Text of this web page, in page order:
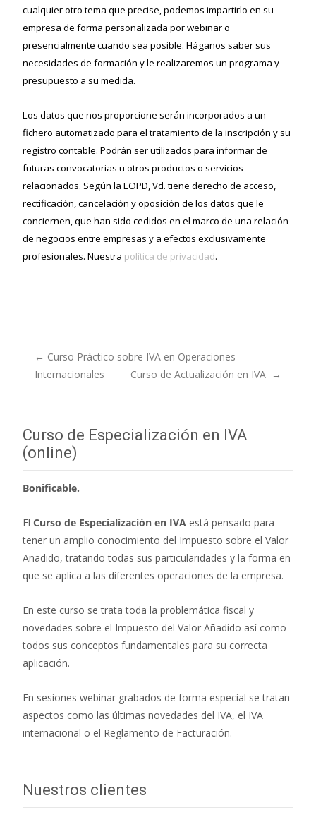
cualquier otro tema que precise, podemos impartirlo en su
empresa de forma personalizada por webinar o
presencialmente cuando sea posible. Háganos saber sus
necesidades de formación y le realizaremos un programa y
presupuesto a su medida.
Los datos que nos proporcione serán incorporados a un
fichero automatizado para el tratamiento de la inscripción y su
registro contable. Podrán ser utilizados para informar de
futuras convocatorias u otros productos o servicios
relacionados. Según la LOPD, Vd. tiene derecho de acceso,
rectificación, cancelación y oposición de los datos que le
conciernen, que han sido cedidos en el marco de una relación
de negocios entre empresas y a efectos exclusivamente
profesionales. Nuestra política de privacidad.
Navegación de
entradas
← Curso Práctico sobre IVA en Operaciones
Internacionales
Curso de Actualización en IVA →
Curso de Especialización en IVA
(online)
Bonificable.
El Curso de Especialización en IVA está pensado para
tener un amplio conocimiento del Impuesto sobre el Valor
Añadido, tratando todas sus particularidades y la forma en
que se aplica a las diferentes operaciones de la empresa.
En este curso se trata toda la problemática fiscal y
novedades sobre el Impuesto del Valor Añadido así como
todos sus conceptos fundamentales para su correcta
aplicación.
En sesiones webinar grabados de forma especial se tratan
aspectos como las últimas novedades del IVA, el IVA
internacional o el Reglamento de Facturación.
Nuestros clientes